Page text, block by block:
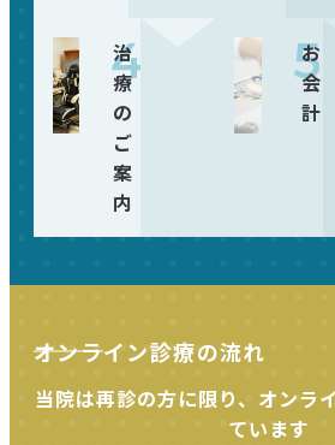
4
治
療
の
ご
案
内
5
お
会
計
オンライン診療の流れ
当院は再診の方に限り、オンラ
ています